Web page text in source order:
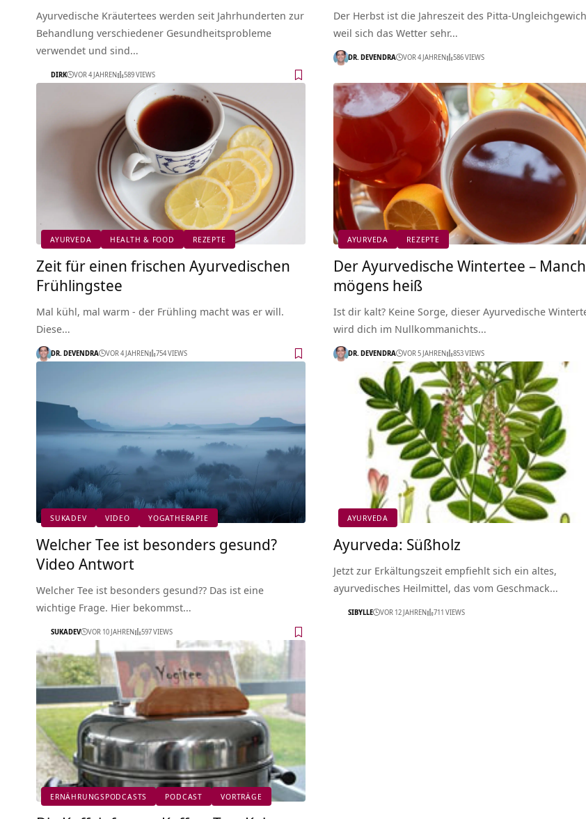
Ayurvedische Kräutertees werden seit Jahrhunderten zur
Behandlung verschiedener Gesundheitsprobleme
verwendet und sind…
DIRK VOR 4 JAHREN 589 VIEWS
Der Herbst ist die Jahreszeit des Pitta-
weil sich das Wetter sehr…
DR. DEVENDRA VOR 4 JAHREN 586 VIEWS
AYURVEDA HEALTH & FOOD REZEPTE
Zeit für einen frischen Ayurvedischen
Frühlingstee
Mal kühl, mal warm - der Frühling macht was er will.
Diese…
DR. DEVENDRA VOR 4 JAHREN 754 VIEWS
AYURVEDA REZEPTE
Der Ayurvedische Wintertee –
mögens heiß
Ist dir kalt? Keine Sorge, dieser Ayurvedische
wird dich im Nullkommanichts…
DR. DEVENDRA VOR 5 JAHREN 853 VIEWS
SUKADEV VIDEO YOGATHERAPIE
Welcher Tee ist besonders gesund?
Video Antwort
Welcher Tee ist besonders gesund?? Das ist eine
wichtige Frage. Hier bekommst…
SUKADEV VOR 10 JAHREN 597 VIEWS
AYURVEDA
Ayurveda: Süßholz
Jetzt zur Erkältungszeit empfiehlt sich ein altes,
ayurvedisches Heilmittel, das vom Geschmack…
SIBYLLE VOR 12 JAHREN 711 VIEWS
ERNÄHRUNGSPODCASTS PODCAST VORTRÄGE